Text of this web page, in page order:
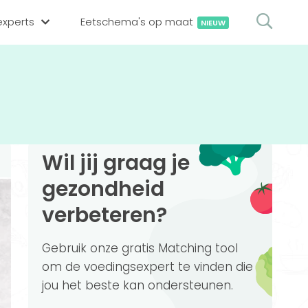
aanmelden
Eetschema's op maat NIEUW
Wil jij graag je
gezondheid
verbeteren?
Gebruik onze gratis Matching tool
om de voedingsexpert te vinden die
jou het beste kan ondersteunen.